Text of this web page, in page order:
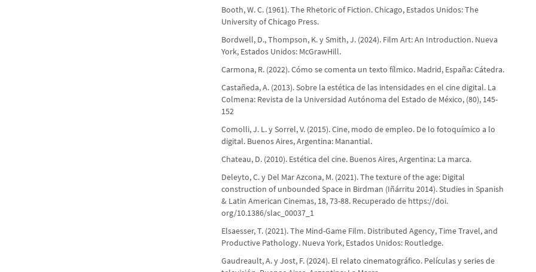
Booth, W. C. (1961). The Rhetoric of Fiction. Chicago, Estados Unidos: The
University of Chicago Press.
Bordwell, D., Thompson, K. y Smith, J. (2024). Film Art: An Introduction. Nueva
York, Estados Unidos: McGrawHill.
Carmona, R. (2022). Cómo se comenta un texto fílmico. Madrid, España: Cátedra.
Castañeda, A. (2013). Sobre la estética de las intensidades en el cine digital. La
Colmena: Revista de la Universidad Autónoma del Estado de México, (80), 145-
152
Comolli, J. L. y Sorrel, V. (2015). Cine, modo de empleo. De lo fotoquímico a lo
digital. Buenos Aires, Argentina: Manantial.
Chateau, D. (2010). Estética del cine. Buenos Aires, Argentina: La marca.
Deleyto, C. y Del Mar Azcona, M. (2021). The texture of the age: Digital
construction of unbounded Space in Birdman (Iñárritu 2014). Studies in Spanish
& Latin American Cinemas, 18, 73-88. Recuperado de https://doi.
org/10.1386/slac_00037_1
Elsaesser, T. (2021). The Mind-Game Film. Distributed Agency, Time Travel, and
Productive Pathology. Nueva York, Estados Unidos: Routledge.
Gaudreault, A. y Jost, F. (2024). El relato cinematográfico. Películas y series de